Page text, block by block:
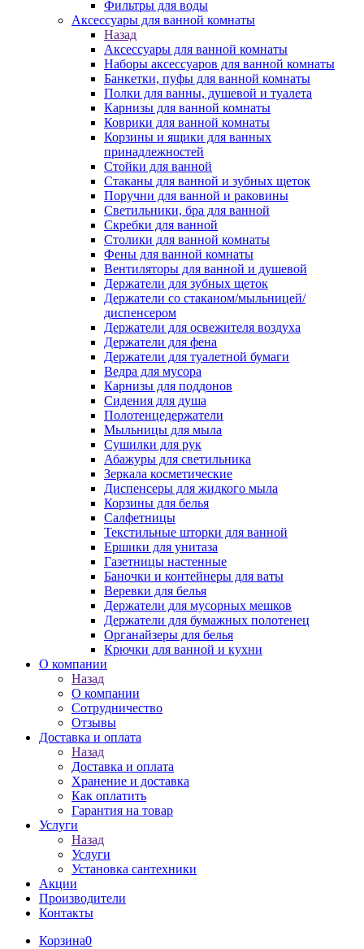
Фильтры для воды
Аксессуары для ванной комнаты
Назад
Аксессуары для ванной комнаты
Наборы аксессуаров для ванной комнаты
Банкетки, пуфы для ванной комнаты
Полки для ванны, душевой и туалета
Карнизы для ванной комнаты
Коврики для ванной комнаты
Корзины и ящики для ванных
принадлежностей
Стойки для ванной
Стаканы для ванной и зубных щеток
Поручни для ванной и раковины
Светильники, бра для ванной
Скребки для ванной
Столики для ванной комнаты
Фены для ванной комнаты
Вентиляторы для ванной и душевой
Держатели для зубных щеток
Держатели со стаканом/мыльницей/
диспенсером
Держатели для освежителя воздуха
Держатели для фена
Держатели для туалетной бумаги
Ведра для мусора
Карнизы для поддонов
Сидения для душа
Полотенцедержатели
Мыльницы для мыла
Сушилки для рук
Абажуры для светильника
Зеркала косметические
Диспенсеры для жидкого мыла
Корзины для белья
Салфетницы
Текстильные шторки для ванной
Ершики для унитаза
Газетницы настенные
Баночки и контейнеры для ваты
Веревки для белья
Держатели для мусорных мешков
Держатели для бумажных полотенец
Органайзеры для белья
Крючки для ванной и кухни
О компании
Назад
О компании
Сотрудничество
Отзывы
Доставка и оплата
Назад
Доставка и оплата
Хранение и доставка
Как оплатить
Гарантия на товар
Услуги
Назад
Услуги
Установка сантехники
Акции
Производители
Контакты
Корзина0